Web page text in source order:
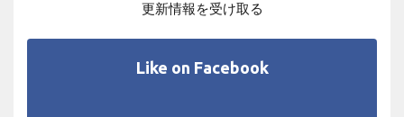
更新情報を受け取る
Like on Facebook